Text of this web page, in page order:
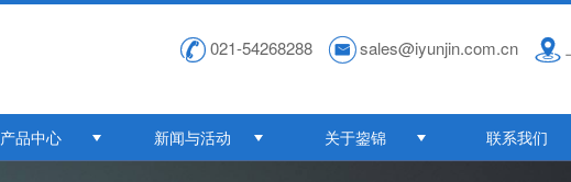
021-54268288 sales@iyunjin.com.cn
产品中心 新闻与活动 关于鋆锦 联系我们